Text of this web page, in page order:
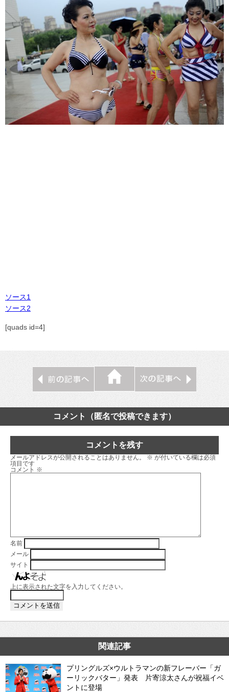
ソース1
ソース2
[quads id=4]
コメント（匿名で投稿できます）
コメントを残す
メールアドレスが公開されることはありません。 ※ が付いている欄は必須
項目です
コメント ※
名前
メール
サイト
上に表示された文字を入力してください。
関連記事
プリングルズ×ウルトラマンの新フレーバー「ガ
ーリックバター」発表 片寄涼太さんが祝福イベ
ントに登場